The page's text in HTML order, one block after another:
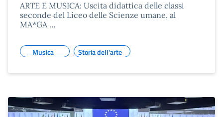
ARTE E MUSICA: Uscita didattica delle classi
seconde del Liceo delle Scienze umane, al
MA*GA …
Musica Storia dell'arte